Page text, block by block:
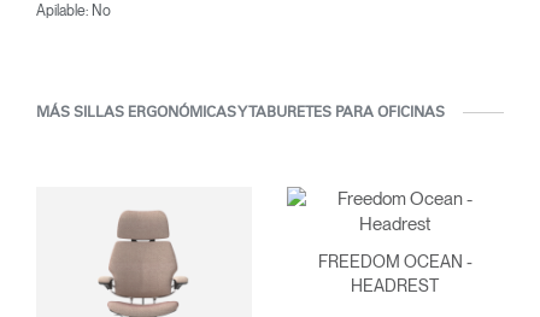
Apilable: No
MÁS SILLAS ERGONÓMICAS Y TABURETES PARA OFICINAS
FREEDOM OCEAN -
HEADREST